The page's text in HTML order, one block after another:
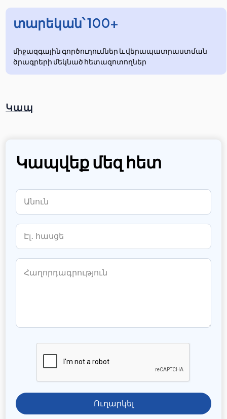
տարեկան՝ 100+
միջազգային գործուղումներ և վերապատրաստման
ծրագրերի մեկնած հետազոտողներ
Կապ
Կապվեք մեզ հետ
Ուղարկել